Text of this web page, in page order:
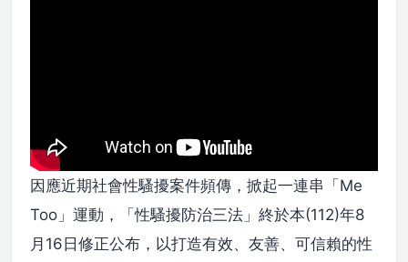
因應近期社會性騷擾案件頻傳，掀起一連串「Me
Too」運動，「性騷擾防治三法」終於本(112)年8
月16日修正公布，以打造有效、友善、可信賴的性